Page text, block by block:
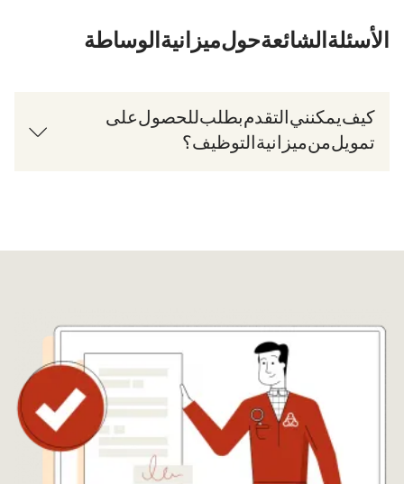
الأسئلة الشائعة حول ميزانية الوساطة
كيف يمكنني التقدم بطلب للحصول على
تمويل من ميزانية التوظيف؟